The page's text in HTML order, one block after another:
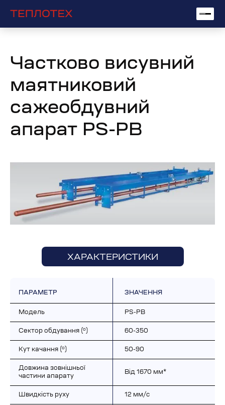
Частково висувний
маятниковий
сажеобдувний
апарат PS-PB
ХАРАКТЕРИСТИКИ
ПАРАМЕТР ЗНАЧЕННЯ
Модель PS-PB
Сектор обдування (о ) 60-350
Кут качання (о ) 50-90
Довжина зовнішньої
частини апарату
Від 1670 мм*
Швидкість руху 12 мм/с